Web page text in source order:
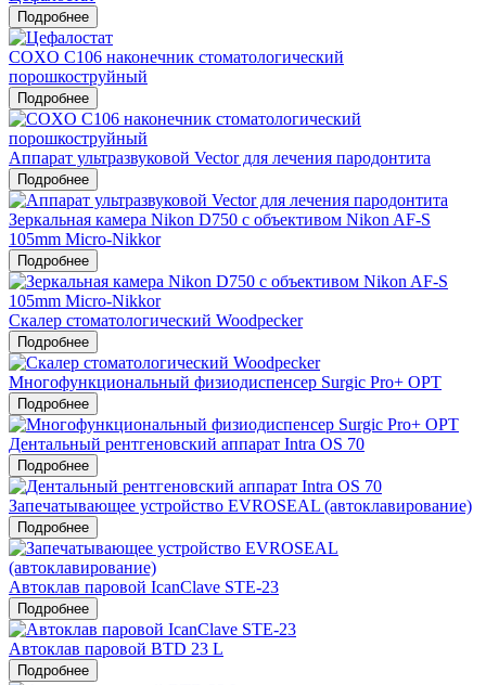
Подробнее
COXO C106 наконечник стоматологический
порошкоструйный
Подробнее
Аппарат ультразвуковой Vector для лечения пародонтита
Подробнее
Зеркальная камера Nikon D750 c объективом Nikon AF-S
105mm Micro-Nikkor
Подробнее
Скалер стоматологический Woodpecker
Подробнее
Многофункциональный физиодиспенсер Surgic Pro+ OPT
Подробнее
Дентальный рентгеновский аппарат Intra OS 70
Подробнее
Запечатывающее устройство EVROSEAL (автоклавирование)
Подробнее
Автоклав паровой IcanClave STE-23
Подробнее
Автоклав паровой BTD 23 L
Подробнее